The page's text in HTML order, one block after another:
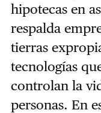
hipotecas en
respalda
tierras
tecnologías
controlan la
personas. En